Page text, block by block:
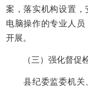
案，落实机构设置，
电脑操作的专业人员
开展。
（三）强化督促
县纪委监委机关